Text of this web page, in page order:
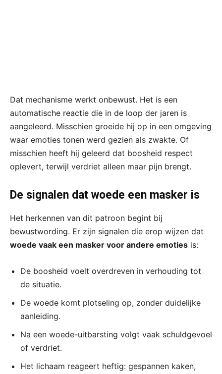
Dat mechanisme werkt onbewust. Het is een
automatische reactie die in de loop der jaren is
aangeleerd. Misschien groeide hij op in een omgeving
waar emoties tonen werd gezien als zwakte. Of
misschien heeft hij geleerd dat boosheid respect
oplevert, terwijl verdriet alleen maar pijn brengt.
De signalen dat woede een masker is
Het herkennen van dit patroon begint bij
bewustwording. Er zijn signalen die erop wijzen dat
woede vaak een masker voor andere emoties is:
De boosheid voelt overdreven in verhouding tot
de situatie.
De woede komt plotseling op, zonder duidelijke
aanleiding.
Na een woede-uitbarsting volgt vaak schuldgevoel
of verdriet.
Het lichaam reageert heftig: gespannen kaken,